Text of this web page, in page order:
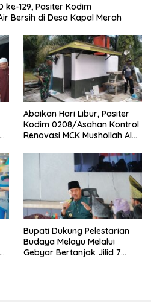
ke-129, Pasiter Kodim
Bersih di Desa Kapal Merah
Abaikan Hari Libur, Pasiter
Kodim 0208/Asahan Kontrol
Renovasi MCK Mushollah Al
Bupati Dukung Pelestarian
Budaya Melayu Melalui
Gebyar Bertanjak Jilid 7